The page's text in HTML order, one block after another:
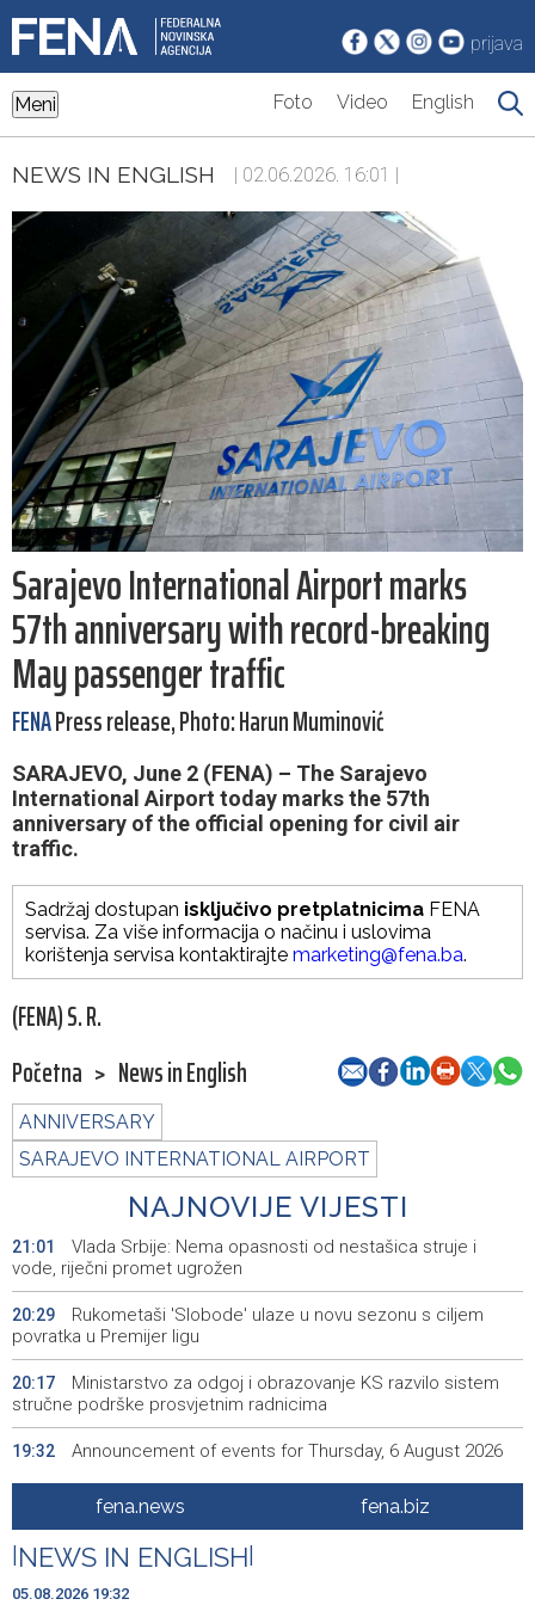
prijava
Meni Foto Video English
NEWS IN ENGLISH | 02.06.2026. 16:01 |
Sarajevo International Airport marks
57th anniversary with record-breaking
May passenger traffic
FENAPress release, Photo: Harun Muminović
SARAJEVO, June 2 (FENA) – The Sarajevo
International Airport today marks the 57th
anniversary of the official opening for civil air
traffic.
Sadržaj dostupan isključivo pretplatnicima FENA
servisa. Za više informacija o načinu i uslovima
korištenja servisa kontaktirajte marketing@fena.ba.
(FENA) S. R.
Početna > News in English
ANNIVERSARY
SARAJEVO INTERNATIONAL AIRPORT
NAJNOVIJE VIJESTI
21:01
Vlada Srbije: Nema opasnosti od nestašica struje i
vode, riječni promet ugrožen
20:29
Rukometaši 'Slobode' ulaze u novu sezonu s ciljem
povratka u Premijer ligu
20:17
Ministarstvo za odgoj i obrazovanje KS razvilo sistem
stručne podrške prosvjetnim radnicima
19:32 Announcement of events for Thursday, 6 August 2026
Rise in electric scooter injuries among children; Biloš:
Head and facial injuries most common
19:25
Ministarstvo saobraćaja KS: Uskoro javna nabavka za
obnovu mosta u ulici Ive Andrića
fena.news fena.biz
NEWS IN ENGLISH
05.08.2026 19:32